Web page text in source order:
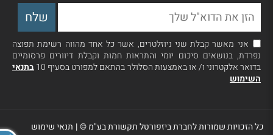
אני מאשר קבלת שני ניוזלטרים, אשר כל אחד מהווה רשימת תפוצה
נפרדת, בנושאים סיכום יומי והתראות חמות וקבלת דיוורים פרסומיים
בדואר אלקטרוני ו/ או באמצעות הסלולר בהתאם למפורט בסעיף 10
בתנאי
השימוש
כל הזכויות שמורות לחברת ביזפורטל תקשורת בע"מ ©| תנאי שימוש